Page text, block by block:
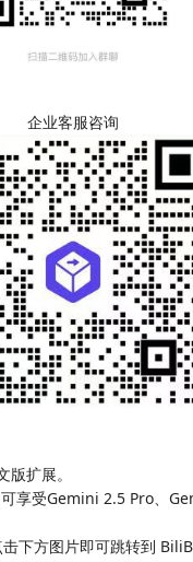
企业客服咨询
扩展。
享受Gemini 2.5 Pro、
下方图片即可跳转到